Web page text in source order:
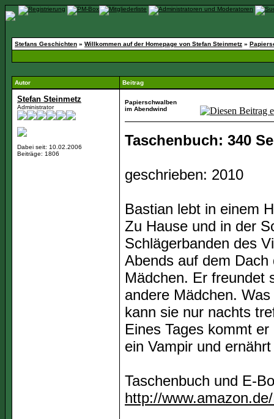
Stefans Geschichten » Willkommen auf der Homepage von Stefan Steinmetz »
Autor Beitrag
Stefan Steinmetz
Administrator
Dabei seit: 10.02.2006
Beiträge: 1806
Papierschwalben
im Abendwind
Taschenbuch: 340
geschrieben: 2010
Bastian lebt in einem
Zu Hause und in der
Schlägerbanden des
Abends auf dem
Mädchen. Er freundet
andere Mädchen.
kann sie nur nachts
Eines Tages kommt
ein Vampir und
Taschenbuch und E-
http://